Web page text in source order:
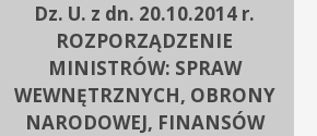
Dz. U. z dn. 20.10.2014 r.
ROZPORZĄDZENIE
MINISTRÓW: SPRAW
WEWNĘTRZNYCH, OBRONY
NARODOWEJ, FINANSÓW